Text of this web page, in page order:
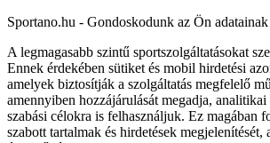
Sportano.hu - Gondoskodunk az Ön
A legmagasabb szintű sportszolgáltatásokat
Ennek érdekében sütiket és mobil hirdetési
amelyek biztosítják a szolgáltatás megfelelő
amennyiben hozzájárulását megadja, analitikai
szabási célokra is felhasználjuk. Ez magában
szabott tartalmak és hirdetések megjelenítését,